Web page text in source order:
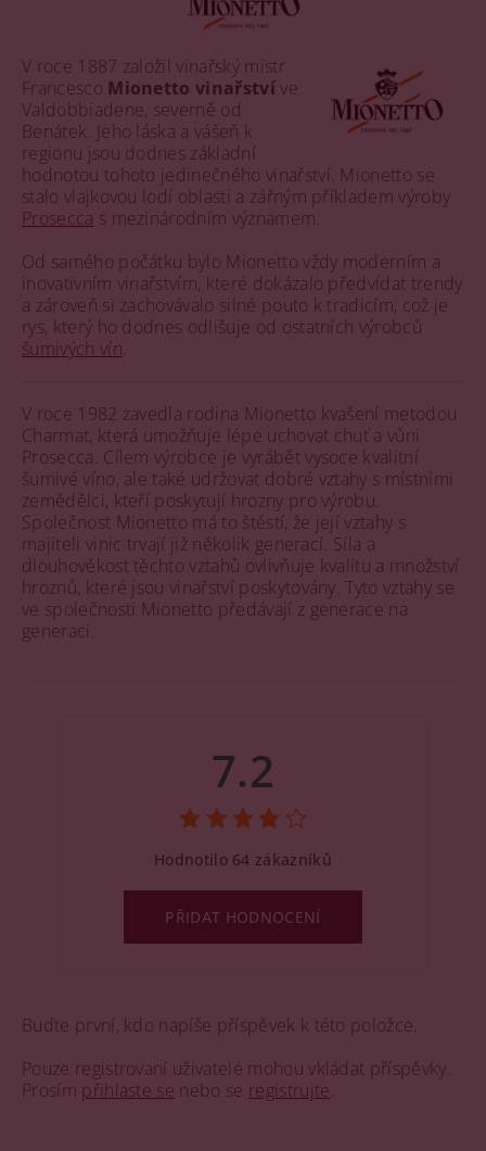
V roce 1887 založil vinařský mistr
Francesco Mionetto vinařstvíve
Valdobbiadene, severně od
Benátek. Jeho láska a vášeň k
regionu jsou dodnes základní
hodnotou tohoto jedinečného vinařství. Mionetto se
stalo vlajkovou lodí oblasti a zářným příkladem výroby
Prosecca s mezinárodním významem.
Od samého počátku bylo Mionetto vždy moderním a
inovativním vinařstvím, které dokázalo předvídat trendy
a zároveň si zachovávalo silné pouto k tradicím, což je
rys, který ho dodnes odlišuje od ostatních výrobců
šumivých vín
V roce 1982 zavedla rodina Mionetto kvašení metodou
Charmat, která umožňuje lépe uchovat chuť a vůni
Prosecca. Cílem výrobce je vyrábět vysoce kvalitní
šumivé víno, ale také udržovat dobré vztahy s místními
zemědělci, kteří poskytují hrozny pro výrobu.
Společnost Mionetto má to štěstí, že její vztahy s
majiteli vinic trvají již několik generací. Síla a
dlouhověkost těchto vztahů ovlivňuje kvalitu a množství
hroznů, které jsou vinařství poskytovány. Tyto vztahy se
ve společnosti Mionetto předávají z generace na
generaci.
Buďte první, kdo napíše příspěvek k této položce.
Pouze registrovaní uživatelé mohou vkládat příspěvky.
Prosím přihlaste se nebo se registrujte
7.2
Hodnotilo 64 zákazníků
PŘIDAT HODNOCENÍ